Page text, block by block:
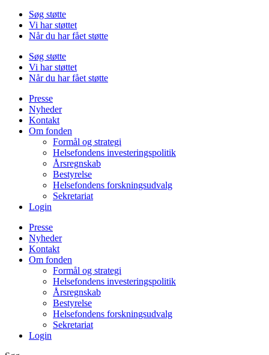
Søg støtte
Vi har støttet
Når du har fået støtte
Søg støtte
Vi har støttet
Når du har fået støtte
Presse
Nyheder
Kontakt
Om fonden
Formål og strategi
Helsefondens investeringspolitik
Årsregnskab
Bestyrelse
Helsefondens forskningsudvalg
Sekretariat
Login
Presse
Nyheder
Kontakt
Om fonden
Formål og strategi
Helsefondens investeringspolitik
Årsregnskab
Bestyrelse
Helsefondens forskningsudvalg
Sekretariat
Login